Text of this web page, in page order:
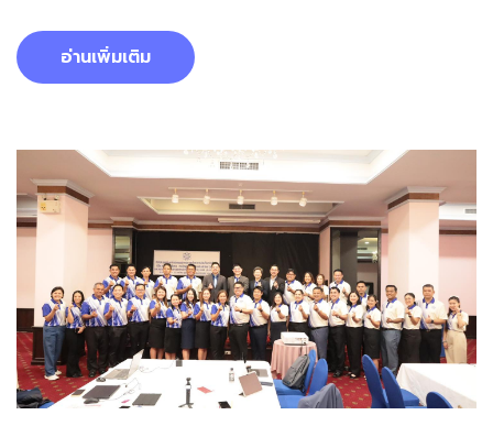
อ่านเพิ่มเติม